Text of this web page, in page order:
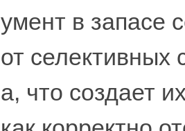
умент в запасе
от селективных
а, что создает